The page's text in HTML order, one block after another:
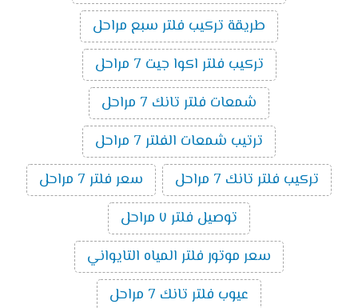
طريقة تركيب فلتر سبع مراحل
تركيب فلتر اكوا جيت 7 مراحل
شمعات فلتر تانك 7 مراحل
ترتيب شمعات الفلتر 7 مراحل
تركيب فلتر تانك 7 مراحل
سعر فلتر 7 مراحل
توصيل فلتر ٧ مراحل
سعر موتور فلتر المياه التايواني
عيوب فلتر تانك 7 مراحل